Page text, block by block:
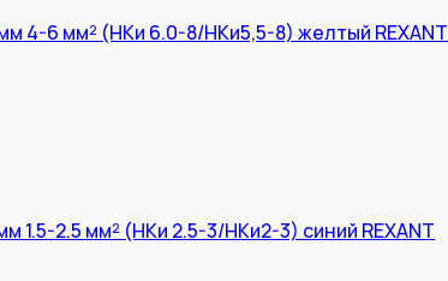
4-6 мм² (НКи 6.0-8/НКи5,5-8) желтый REXANT
1.5-2.5 мм² (НКи 2.5-3/НКи2-3) синий REXANT